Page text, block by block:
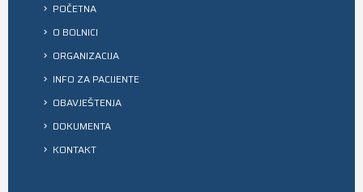
POČETNA
O BOLNICI
ORGANIZACIJA
INFO ZA PACIJENTE
OBAVJEŠTENJA
DOKUMENTA
KONTAKT